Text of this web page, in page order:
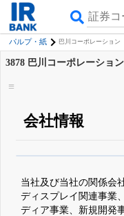
パルプ・紙 巴川コーポレーション
3878 巴川コーポレーション
会社情報
詳しく見られる無料
登録すると永久
当社及び当社の関係会
ディスプレイ関連事業
ディア事業、新規開発